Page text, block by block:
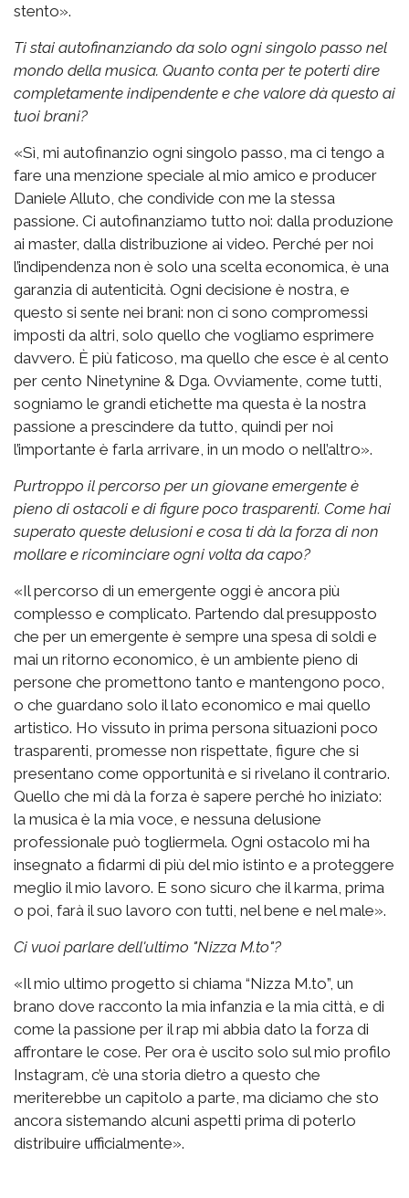
stento».
Ti stai autofinanziando da solo ogni singolo passo nel
mondo della musica. Quanto conta per te poterti dire
completamente indipendente e che valore dà questo ai
tuoi brani?
«Sì, mi autofinanzio ogni singolo passo, ma ci tengo a
fare una menzione speciale al mio amico e producer
Daniele Alluto, che condivide con me la stessa
passione. Ci autofinanziamo tutto noi: dalla produzione
ai master, dalla distribuzione ai video. Perché per noi
l’indipendenza non è solo una scelta economica, è una
garanzia di autenticità. Ogni decisione è nostra, e
questo si sente nei brani: non ci sono compromessi
imposti da altri, solo quello che vogliamo esprimere
davvero. È più faticoso, ma quello che esce è al cento
per cento Ninetynine & Dga. Ovviamente, come tutti,
sogniamo le grandi etichette ma questa è la nostra
passione a prescindere da tutto, quindi per noi
l’importante è farla arrivare, in un modo o nell’altro».
Purtroppo il percorso per un giovane emergente è
pieno di ostacoli e di figure poco trasparenti. Come hai
superato queste delusioni e cosa ti dà la forza di non
mollare e ricominciare ogni volta da capo?
«Il percorso di un emergente oggi è ancora più
complesso e complicato. Partendo dal presupposto
che per un emergente è sempre una spesa di soldi e
mai un ritorno economico, è un ambiente pieno di
persone che promettono tanto e mantengono poco,
o che guardano solo il lato economico e mai quello
artistico. Ho vissuto in prima persona situazioni poco
trasparenti, promesse non rispettate, figure che si
presentano come opportunità e si rivelano il contrario.
Quello che mi dà la forza è sapere perché ho iniziato:
la musica è la mia voce, e nessuna delusione
professionale può togliermela. Ogni ostacolo mi ha
insegnato a fidarmi di più del mio istinto e a proteggere
meglio il mio lavoro. E sono sicuro che il karma, prima
o poi, farà il suo lavoro con tutti, nel bene e nel male».
Ci vuoi parlare dell'ultimo "Nizza M.to"?
«Il mio ultimo progetto si chiama “Nizza M.to”, un
brano dove racconto la mia infanzia e la mia città, e di
come la passione per il rap mi abbia dato la forza di
affrontare le cose. Per ora è uscito solo sul mio profilo
Instagram, c’è una storia dietro a questo che
meriterebbe un capitolo a parte, ma diciamo che sto
ancora sistemando alcuni aspetti prima di poterlo
distribuire ufficialmente».